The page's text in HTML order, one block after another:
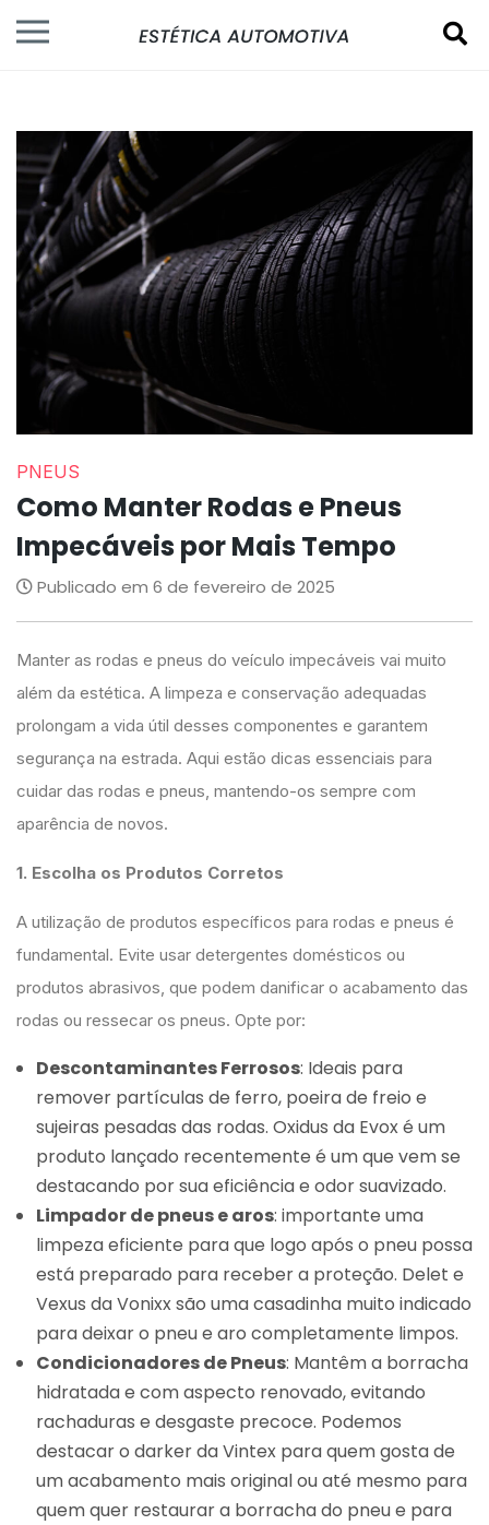
PNEUS
Como Manter Rodas e Pneus
Impecáveis por Mais Tempo
Publicado em 6 de fevereiro de 2025
Manter as rodas e pneus do veículo impecáveis vai muito
além da estética. A limpeza e conservação adequadas
prolongam a vida útil desses componentes e garantem
segurança na estrada. Aqui estão dicas essenciais para
cuidar das rodas e pneus, mantendo-os sempre com
aparência de novos.
1. Escolha os Produtos Corretos
A utilização de produtos específicos para rodas e pneus é
fundamental. Evite usar detergentes domésticos ou
produtos abrasivos, que podem danificar o acabamento das
rodas ou ressecar os pneus. Opte por:
Descontaminantes Ferrosos: Ideais para
remover partículas de ferro, poeira de freio e
sujeiras pesadas das rodas. Oxidus da Evox é um
produto lançado recentemente é um que vem se
destacando por sua eficiência e odor suavizado.
Limpador de pneus e aros: importante uma
limpeza eficiente para que logo após o pneu possa
está preparado para receber a proteção. Delet e
Vexus da Vonixx são uma casadinha muito indicado
para deixar o pneu e aro completamente limpos.
Condicionadores de Pneus: Mantêm a borracha
hidratada e com aspecto renovado, evitando
rachaduras e desgaste precoce. Podemos
destacar o darker da Vintex para quem gosta de
um acabamento mais original ou até mesmo para
quem quer restaurar a borracha do pneu e para